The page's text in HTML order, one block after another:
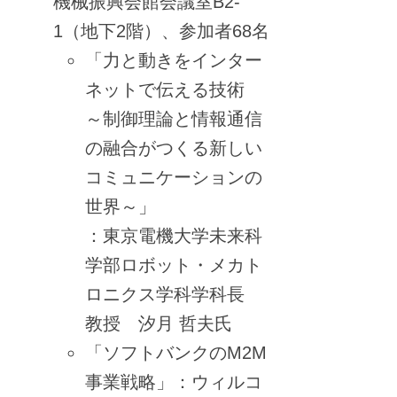
1（地下2階）、参加者68名
「力と動きをインター
ネットで伝える技術
～制御理論と情報通信
の融合がつくる新しい
コミュニケーションの
世界～」
：東京電機大学未来科
学部ロボット・メカト
ロニクス学科学科長
教授 汐月 哲夫氏
「ソフトバンクのM2M
事業戦略」：ウィルコ